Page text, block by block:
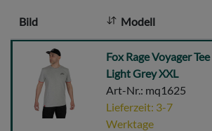
:
Bild Modell
Rage
Voyager
Light
Fox Rage Voyager Tee
Light Grey XXL
Art-Nr.: mq1625
Lieferzeit: 3-7
Werktage